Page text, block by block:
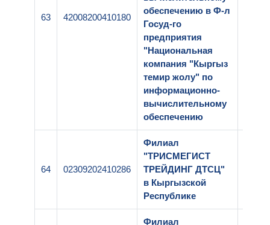
63 42008200410180
обеспечению в Ф-л
Госуд-го
предприятия
"Национальная
компания "Кыргыз
темир жолу" по
информационно-
вычислительному
обеспечению
64 02309202410286
Филиал
"ТРИСМЕГИСТ
ТРЕЙДИНГ ДТСЦ"
в Кыргызской
Республике
Филиал